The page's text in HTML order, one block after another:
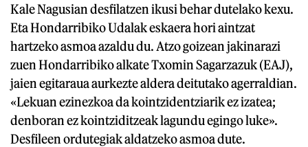
Kale Nagusian desfilatzen ikusi behar dutelako kexu.
Eta Hondarribiko Udalak eskaera hori aintzat
hartzeko asmoa azaldu du. Atzo goizean jakinarazi
zuen Hondarribiko alkate Txomin Sagarzazuk (EAJ),
jaien egitaraua aurkezte aldera deitutako agerraldian.
«Lekuan ezinezkoa da kointzidentziarik ez izatea;
denboran ez kointziditzeak lagundu egingo luke».
Desfileen ordutegiak aldatzeko asmoa dute.